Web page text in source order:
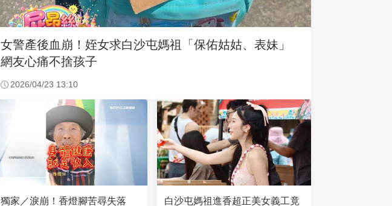
女警產後血崩！姪女求白沙屯媽祖「保佑姑姑、表妹」
網友心痛不捨孩子
2026/04/23 13:10
獨家／淚崩！香燈腳苦尋失落
白沙屯媽祖進香超正美女義工竟